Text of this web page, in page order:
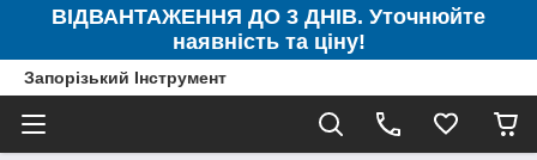
ВІДВАНТАЖЕННЯ ДО 3 ДНІВ. Уточнюйте
наявність та ціну!
Запорізький Інструмент